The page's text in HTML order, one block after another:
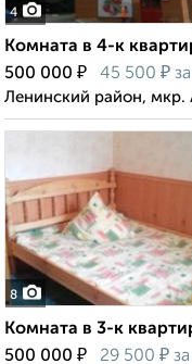
4
Комната в 4-к
500 000 ₽ 45 500 ₽
Ленинский район, мкр.
8
Комната в 3-к
500 000 ₽ 29 500 ₽